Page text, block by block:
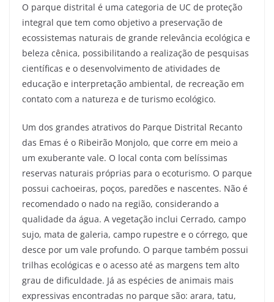
O parque distrital é uma categoria de UC de proteção
integral que tem como objetivo a preservação de
ecossistemas naturais de grande relevância ecológica e
beleza cênica, possibilitando a realização de pesquisas
científicas e o desenvolvimento de atividades de
educação e interpretação ambiental, de recreação em
contato com a natureza e de turismo ecológico.
Um dos grandes atrativos do Parque Distrital Recanto
das Emas é o Ribeirão Monjolo, que corre em meio a
um exuberante vale. O local conta com belíssimas
reservas naturais próprias para o ecoturismo. O parque
possui cachoeiras, poços, paredões e nascentes. Não é
recomendado o nado na região, considerando a
qualidade da água. A vegetação inclui Cerrado, campo
sujo, mata de galeria, campo rupestre e o córrego, que
desce por um vale profundo. O parque também possui
trilhas ecológicas e o acesso até as margens tem alto
grau de dificuldade. Já as espécies de animais mais
expressivas encontradas no parque são: arara, tatu,